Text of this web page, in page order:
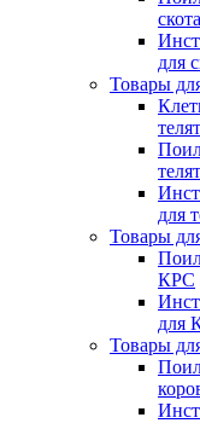
скота
для
Товары
телят
телят
для
Товары
КРС
для
Товары